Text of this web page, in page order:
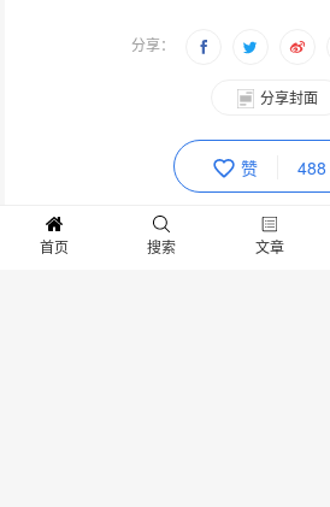
分享：
分享封面
赞 488
上一篇：版权申明
首页 搜索 文章